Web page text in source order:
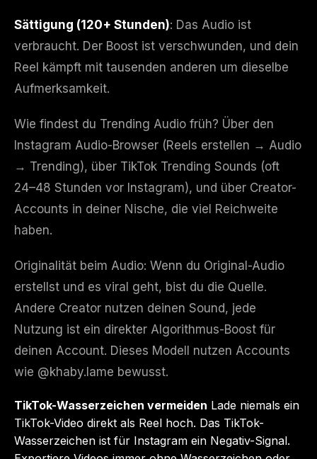
Sättigung (120+ Stunden): Das Audio ist
verbraucht. Der Boost ist verschwunden, und dein
Reel kämpft mit tausenden anderen um dieselbe
Aufmerksamkeit.
Wie findest du Trending Audio früh? Über den
Instagram Audio-Browser (Reels erstellen → Audio
→ Trending), über TikTok Trending Sounds (oft
24–48 Stunden vor Instagram), und über Creator-
Accounts in deiner Nische, die viel Reichweite
haben.
Originalität beim Audio: Wenn du Original-Audio
erstellst und es viral geht, bist du die Quelle.
Andere Creator nutzen deinen Sound, jede
Nutzung ist ein direkter Algorithmus-Boost für
deinen Account. Dieses Modell nutzen Accounts
wie @khaby.lame bewusst.
TikTok-Wasserzeichen vermeiden Lade niemals ein
TikTok-Video direkt als Reel hoch. Das TikTok-
Wasserzeichen ist für Instagram ein Negativ-Signal.